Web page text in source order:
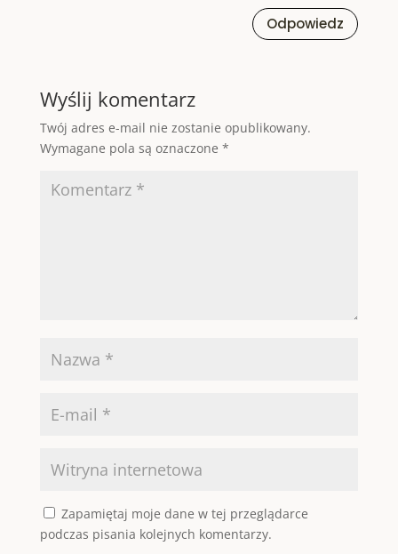
Odpowiedz
Wyślij komentarz
Twój adres e-mail nie zostanie opublikowany.
Wymagane pola są oznaczone *
Zapamiętaj moje dane w tej przeglądarce
podczas pisania kolejnych komentarzy.